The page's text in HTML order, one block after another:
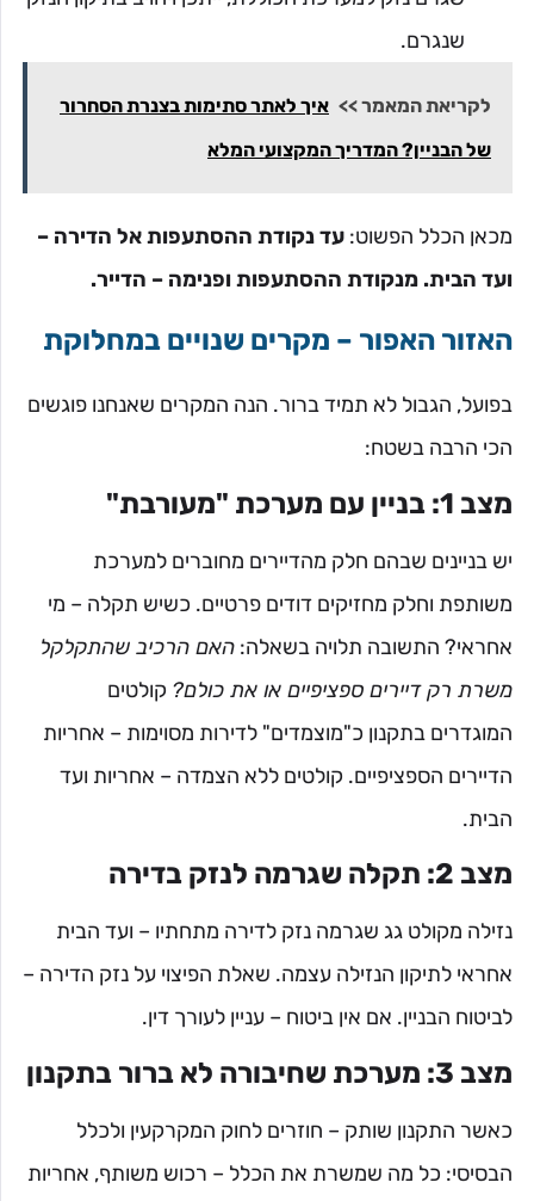
שנגרם.
לקריאת המאמר >> איך לאתר סתימות בצנרת הסחרור
של הבניין? המדריך המקצועי המלא
מכאן הכלל הפשוט: עד נקודת ההסתעפות אל הדירה –
ועד הבית. מנקודת ההסתעפות ופנימה – הדייר.
האזור האפור – מקרים שנויים במחלוקת
בפועל, הגבול לא תמיד ברור. הנה המקרים שאנחנו פוגשים
הכי הרבה בשטח:
מצב 1: בניין עם מערכת "מעורבת"
יש בניינים שבהם חלק מהדיירים מחוברים למערכת
משותפת וחלק מחזיקים דודים פרטיים. כשיש תקלה – מי
אחראי? התשובה תלויה בשאלה: האם הרכיב שהתקלקל
משרת רק דיירים ספציפיים או את כולם? קולטים
המוגדרים בתקנון כ"מוצמדים" לדירות מסוימות – אחריות
הדיירים הספציפיים. קולטים ללא הצמדה – אחריות ועד
הבית.
מצב 2: תקלה שגרמה לנזק בדירה
נזילה מקולט גג שגרמה נזק לדירה מתחתיו – ועד הבית
אחראי לתיקון הנזילה עצמה. שאלת הפיצוי על נזק הדירה –
לביטוח הבניין. אם אין ביטוח – עניין לעורך דין.
מצב 3: מערכת שחיבורה לא ברור בתקנון
כאשר התקנון שותק – חוזרים לחוק המקרקעין ולכלל
הבסיסי: כל מה שמשרת את הכלל – רכוש משותף, אחריות